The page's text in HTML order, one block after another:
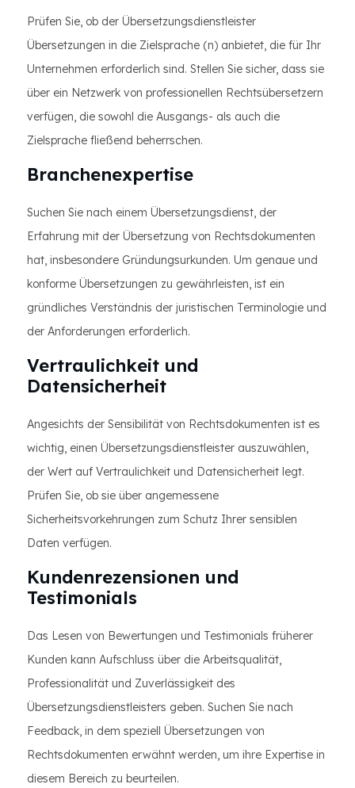
Prüfen Sie, ob der Übersetzungsdienstleister
Übersetzungen in die Zielsprache (n) anbietet, die für Ihr
Unternehmen erforderlich sind. Stellen Sie sicher, dass sie
über ein Netzwerk von professionellen Rechtsübersetzern
verfügen, die sowohl die Ausgangs- als auch die
Zielsprache fließend beherrschen.
Branchenexpertise
Suchen Sie nach einem Übersetzungsdienst, der
Erfahrung mit der Übersetzung von Rechtsdokumenten
hat, insbesondere Gründungsurkunden. Um genaue und
konforme Übersetzungen zu gewährleisten, ist ein
gründliches Verständnis der juristischen Terminologie und
der Anforderungen erforderlich.
Vertraulichkeit und
Datensicherheit
Angesichts der Sensibilität von Rechtsdokumenten ist es
wichtig, einen Übersetzungsdienstleister auszuwählen,
der Wert auf Vertraulichkeit und Datensicherheit legt.
Prüfen Sie, ob sie über angemessene
Sicherheitsvorkehrungen zum Schutz Ihrer sensiblen
Daten verfügen.
Kundenrezensionen und
Testimonials
Das Lesen von Bewertungen und Testimonials früherer
Kunden kann Aufschluss über die Arbeitsqualität,
Professionalität und Zuverlässigkeit des
Übersetzungsdienstleisters geben. Suchen Sie nach
Feedback, in dem speziell Übersetzungen von
Rechtsdokumenten erwähnt werden, um ihre Expertise in
diesem Bereich zu beurteilen.